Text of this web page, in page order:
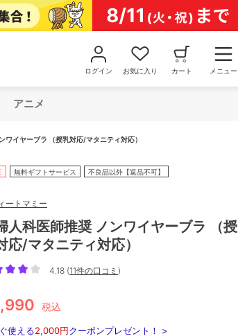
ログイン お気に入り カート メニュー
アニメ
ワイヤーブラ （授乳対応/マタニティ対応）
無料ギフトサービス 不良品以外【返品不可】
ートマミー
人科医師推奨 ノンワイヤーブラ （授
応/マタニティ対応）
4.18 (11件の口コミ )
税込
使える2,000円クーポンプレゼント！ >